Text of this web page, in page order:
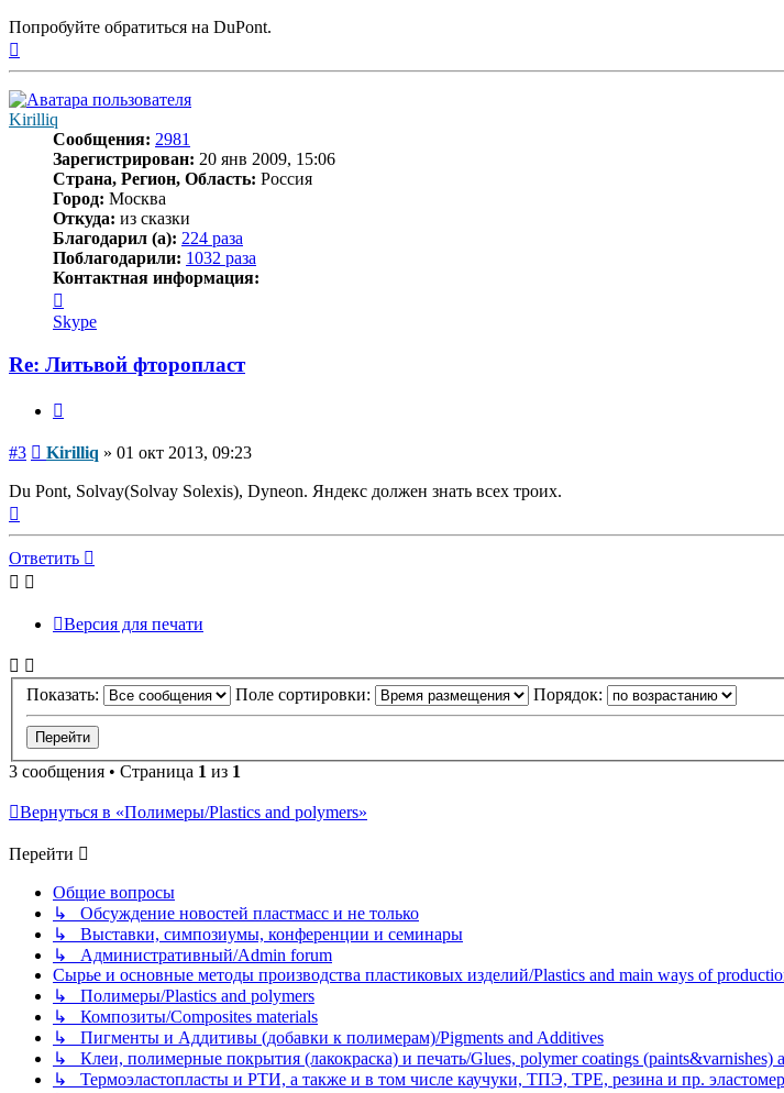
Попробуйте обратиться на DuPont.
Kirilliq
Сообщения: 2981
Зарегистрирован: 20 янв 2009, 15:06
Страна, Регион, Область: Россия
Город: Москва
Откуда: из сказки
Благодарил (а): 224 раза
Поблагодарили: 1032 раза
Контактная информация:
информация
пользователя
Skype
Re: Литьвой фторопласт
#3 Сообщение
Kirilliq » 01 окт 2013, 09:23
Du Pont, Solvay(Solvay Solexis), Dyneon. Яндекс должен знать всех троих.
началу
Ответить
Версия для печати
Показать: Поле сортировки: Порядок:
3 сообщения • Страница 1 из 1
Вернуться в «Полимеры/Plastics and polymers»
Перейти
Общие вопросы
↳ Обсуждение новостей пластмасс и не только
↳ Выставки, симпозиумы, конференции и семинары
↳ Административный/Admin forum
Сырье и основные методы производства пластиковых изделий/Plastics and main ways of
↳ Полимеры/Plastics and polymers
↳ Композиты/Сomposites materials
↳ Пигменты и Аддитивы (добавки к полимерам)/Pigments and Additives
↳ Клеи, полимерные покрытия (лакокраска) и печать/Glues, polymer coatings (paints&varnishes)
↳ Термоэластопласты и РТИ, а также и в том числе каучуки, ТПЭ, TPE, резина и пр.